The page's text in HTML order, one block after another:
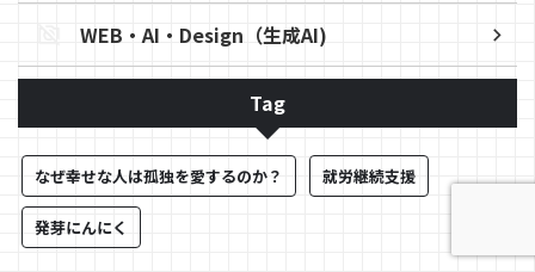
WEB・AI・Design（生成AI)
Tag
なぜ幸せな人は孤独を愛するのか？ 就労継続支援
発芽にんにく